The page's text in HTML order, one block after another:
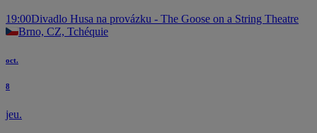
19:00Divadlo Husa na provázku - The Goose on a String Theatre
Brno, CZ, Tchéquie
oct.
8
jeu.